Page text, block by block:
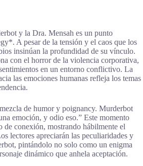
y la Dra. Mensah es un punto
A pesar de la tensión y el caos que los
insinúan la profundidad de su vínculo.
con el horror de la violencia corporativa,
en un entorno conflictivo. La
las emociones humanas refleja los temas
de humor y poignancy. Murderbot
emoción, y odio eso.” Este momento
de conexión, mostrando hábilmente el
lectores apreciarán las peculiaridades y
pintándolo no solo como un enigma
dinámico que anhela aceptación.